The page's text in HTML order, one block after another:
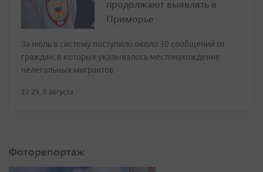
продолжают выявлять в
Приморье
За июль в систему поступило около 30 сообщений от
граждан, в которых указывалось местонахождение
нелегальных мигрантов
22:29, 8 августа
Фоторепортаж